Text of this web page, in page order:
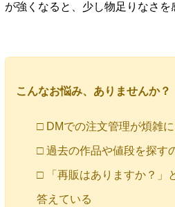
が強くなると、少し物足りなさを
こんなお悩み、ありませんか？
□ DMでの注文管理が煩雑
□ 過去の作品や値段を探す
□ 「再販はありますか？」
答えている